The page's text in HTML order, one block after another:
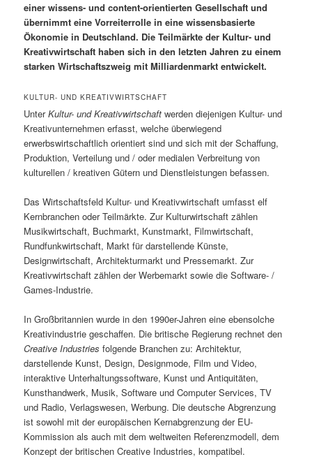
einer wissens- und content-orientierten Gesellschaft und
übernimmt eine Vorreiterrolle in eine wissensbasierte
Ökonomie in Deutschland. Die Teilmärkte der Kultur- und
Kreativwirtschaft haben sich in den letzten Jahren zu einem
starken Wirtschaftszweig mit Milliardenmarkt entwickelt.
KULTUR- UND KREATIVWIRTSCHAFT
UnterKultur- und Kreativwirtschaft werden diejenigen Kultur- und
Kreativunternehmen erfasst, welche überwiegend
erwerbswirtschaftlich orientiert sind und sich mit der Schaffung,
Produktion, Verteilung und / oder medialen Verbreitung von
kulturellen / kreativen Gütern und Dienstleistungen befassen.
Das Wirtschaftsfeld Kultur- und Kreativwirtschaft umfasst elf
Kernbranchen oder Teilmärkte. Zur Kulturwirtschaft zählen
Musikwirtschaft, Buchmarkt, Kunstmarkt, Filmwirtschaft,
Rundfunkwirtschaft, Markt für darstellende Künste,
Designwirtschaft, Architekturmarkt und Pressemarkt. Zur
Kreativwirtschaft zählen der Werbemarkt sowie die Software- /
Games-Industrie.
In Großbritannien wurde in den 1990er-Jahren eine ebensolche
Kreativindustrie geschaffen. Die britische Regierung rechnet den
Creative Industries folgende Branchen zu: Architektur,
darstellende Kunst, Design, Designmode, Film und Video,
interaktive Unterhaltungssoftware, Kunst und Antiquitäten,
Kunsthandwerk, Musik, Software und Computer Services, TV
und Radio, Verlagswesen, Werbung. Die deutsche Abgrenzung
ist sowohl mit der europäischen Kernabgrenzung der EU-
Kommission als auch mit dem weltweiten Referenzmodell, dem
Konzept der britischen Creative Industries, kompatibel.